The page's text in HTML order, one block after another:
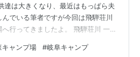
達は大きくなり、最近はもっぱら夫
でいる筆者ですが今回は飛騨荘川
行ってきましたよ。 飛騨荘川 一色
蕎麦正 本店で蕎麦を食べよう！ 七
ャンプ場 #岐阜キャンプ